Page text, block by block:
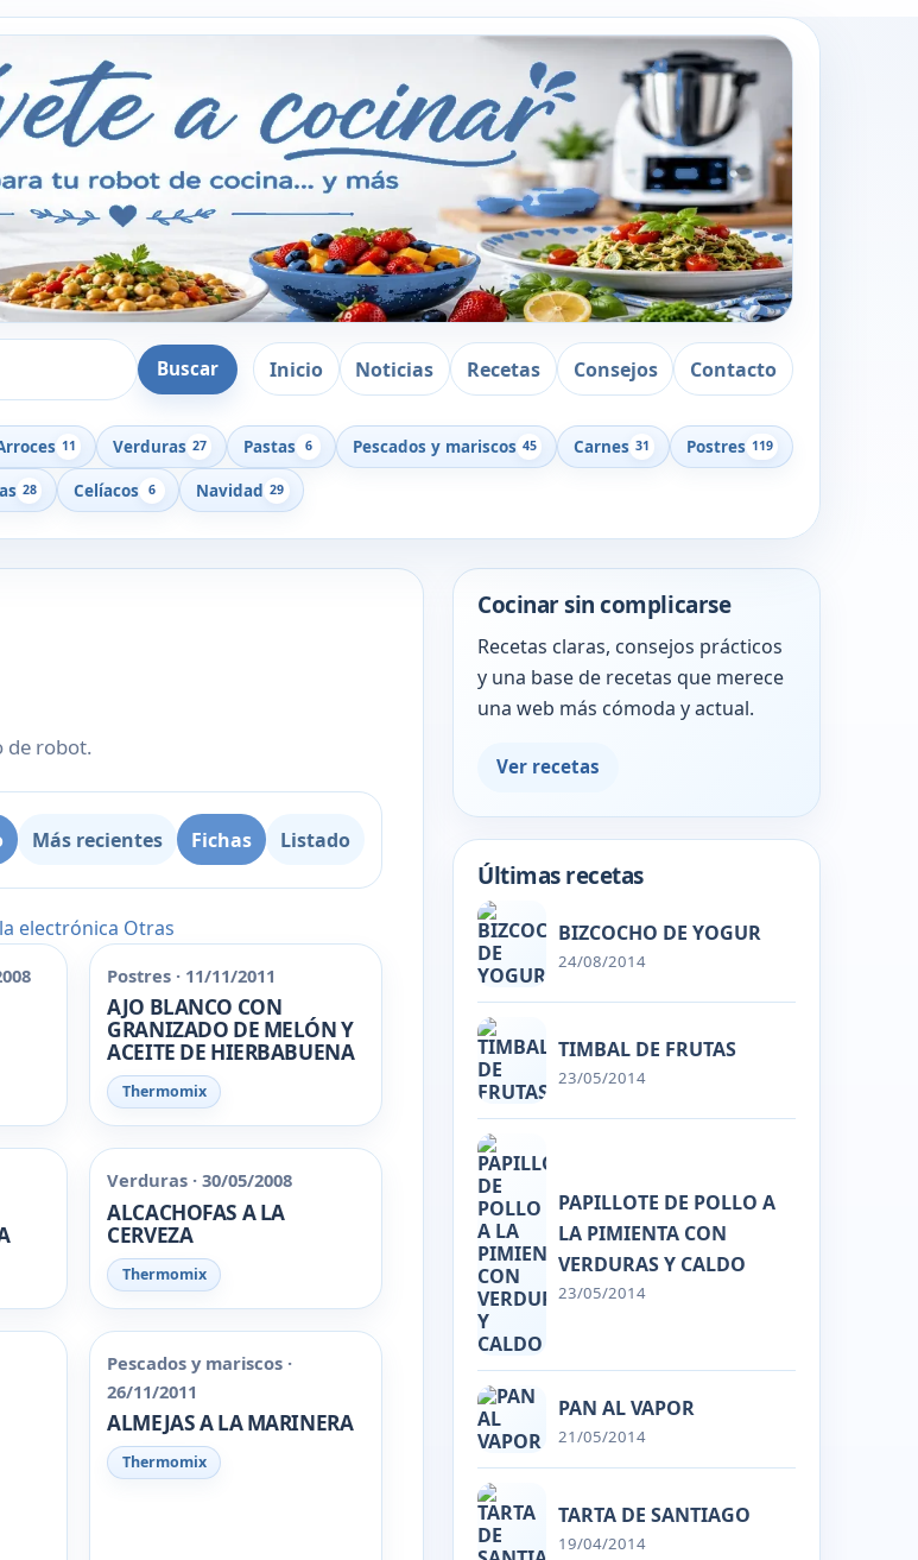
Buscar Inicio Noticias Recetas Consejos Contacto
11 Verduras 27 Pastas 6 Pescados y mariscos 45 Carnes 31 Postres 119
28 Celíacos 6 Navidad 29
de robot.
Más recientes Fichas Listado
electrónica Otras
Postres · 11/11/2011
AJO BLANCO CON
GRANIZADO DE MELÓN Y
ACEITE DE HIERBABUENA
Thermomix
Verduras · 30/05/2008
ALCACHOFAS A LA
CERVEZA
Thermomix
Pescados y mariscos ·
26/11/2011
ALMEJAS A LA MARINERA
Thermomix
Cocinar sin complicarse
Recetas claras, consejos prácticos
y una base de recetas que merece
una web más cómoda y actual.
Ver recetas
Últimas recetas
BIZCOCHO DE YOGUR
24/08/2014
TIMBAL DE FRUTAS
23/05/2014
PAPILLOTE DE POLLO A
LA PIMIENTA CON
VERDURAS Y CALDO
23/05/2014
PAN AL VAPOR
21/05/2014
TARTA DE SANTIAGO
19/04/2014